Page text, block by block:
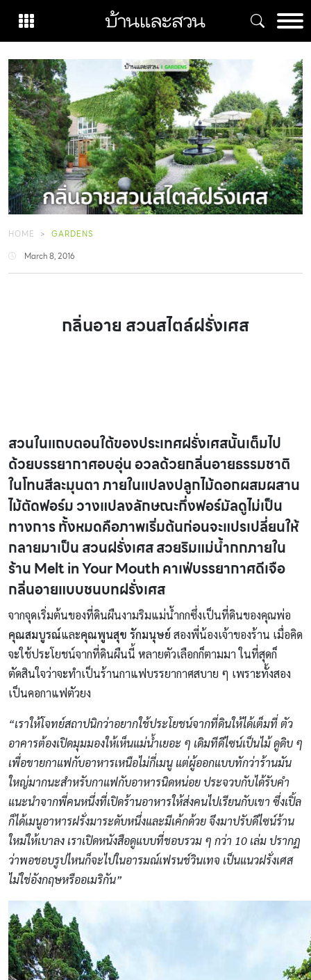
content
HOME
GARDENS
March 8, 2016
กลิ่นอาย สวนสไตล์ฝรั่งเศส
สวนในแถบตอนใต้ของประเทศฝรั่งเศสนั้นเต็มไป
ด้วยบรรยากาศอบอุ่น อวลด้วยกลิ่นอายธรรมชาติ
ในโทนสีละมุนตา ภายในแปลงปลูกไม้ดอกผสมผสาน
ไม้ตัดฟอร์ม วางแปลงลักษณะกึ่งฟอร์มัลดูไม่เป็น
ทางการ ทั้งหมดคือภาพเริ่มต้นก่อนจะแปรเปลี่ยนให้
กลายมาเป็นสวนฝรั่งเศสสวยริมแม่น้ำกกภายใน
ร้านMelt in Your Mouthคาเฟ่บรรยากาศดีเจือ
กลิ่นอายแบบชนบทฝรั่งเศส
จากจุดเริ่มต้นของที่ดินผืนงามริมแม่น้ำกกซึ่งเป็นที่ดินของคุณพ่อ
คุณสมบูรณ์และคุณพูนสุข รักมนุษย์ สองพี่น้องเจ้าของร้าน เมื่อคิด
จะใช้ประโยชน์จากที่ดินผืนนี้ หลายตัวเลือกก็ตามมา ในที่สุดก็
ตัดสินใจว่าจะทำเป็นร้านกาแฟบรรยากาศสบาย ๆ เพราะทั้งสอง
เป็นคอกาแฟตัวยง
“เราให้โจทย์สถาปนิกว่าอยากใช้ประโยชน์จากที่ดินให้ได้เต็มที่ ตัว
อาคารต้องเปิดมุมมองให้เห็นแม่น้ำเยอะ ๆ เดิมทีดีไซน์เป็นไม้ ดูดิบ ๆ
เพื่อขายกาแฟกับอาหารเหนือไม่กี่เมนู แต่ผู้ออกแบบทักว่าร้านมัน
ใหญ่มากนะสำหรับกาแฟกับอาหารนิดหน่อย ประจวบกับได้รับคำ
แนะนำจากพี่คนหนึ่งที่เปิดร้านอาหารให้ส่งคนไปเรียนกับเขา ซึ่งเปิ้ล
ก็ได้เมนูอาหารฝรั่งมาระดับหนึ่งและมีเค้กด้วย จึงมาปรับดีไซน์ร้าน
ใหม่ให้เบาลง เราเปิดหนังสือดูแบบที่ชอบรวม ๆ กว่า 10 เล่ม ปรากฏ
ว่าพอชอบรูปไหนก็จะไปในอารมณ์เฟรนช์วินเทจ เป็นแนวฝรั่งเศส
ไม่ใช่อังกฤษหรืออเมริกัน”